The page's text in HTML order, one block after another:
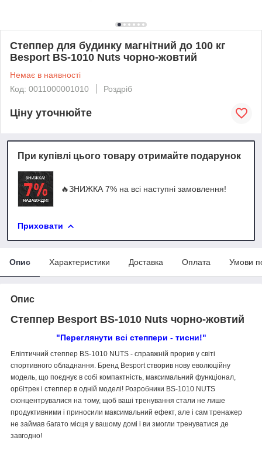
Степпер для будинку магнітний до 100 кг
Besport BS-1010 Nuts чорно-жовтий
Немає в наявності
Код: 0011000001010
Роздріб
Ціну уточнюйте
При купівлі цього товару отримайте подарунок
🔥ЗНИЖКА 7% на всі наступні замовлення!
Приховати
Опис Характеристики Доставка Оплата Умови
Опис
Степпер Besport BS-1010 Nuts чорно-жовтий
"Переглянути всі степпери - тисни!"
Еліптичний степпер BS-1010 NUTS - справжній прорив у світі
спортивного обладнання. Бренд Besport створив нову еволюційну
модель, що поєднує в собі компактність, максимальний функціонал,
орбітрек і степпер в одній моделі! Розробники BS-1010 NUTS
сконцентрувалися на тому, щоб ваші тренування стали не лише
продуктивними і приносили максимальний ефект, але і сам тренажер
не займав багато місця у вашому домі і ви змогли тренуватися де
завгодно!